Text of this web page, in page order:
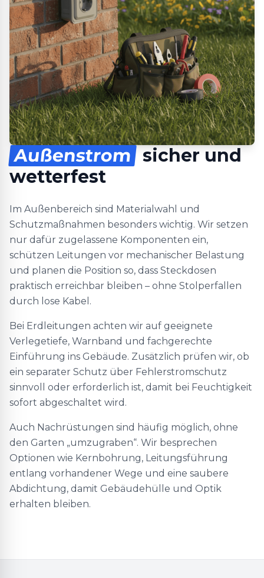
Außenstrom sicher und
wetterfest
Im Außenbereich sind Materialwahl und
Schutzmaßnahmen besonders wichtig. Wir setzen
nur dafür zugelassene Komponenten ein,
schützen Leitungen vor mechanischer Belastung
und planen die Position so, dass Steckdosen
praktisch erreichbar bleiben – ohne Stolperfallen
durch lose Kabel.
Bei Erdleitungen achten wir auf geeignete
Verlegetiefe, Warnband und fachgerechte
Einführung ins Gebäude. Zusätzlich prüfen wir, ob
ein separater Schutz über Fehlerstromschutz
sinnvoll oder erforderlich ist, damit bei Feuchtigkeit
sofort abgeschaltet wird.
Auch Nachrüstungen sind häufig möglich, ohne
den Garten „umzugraben“. Wir besprechen
Optionen wie Kernbohrung, Leitungsführung
entlang vorhandener Wege und eine saubere
Abdichtung, damit Gebäudehülle und Optik
erhalten bleiben.